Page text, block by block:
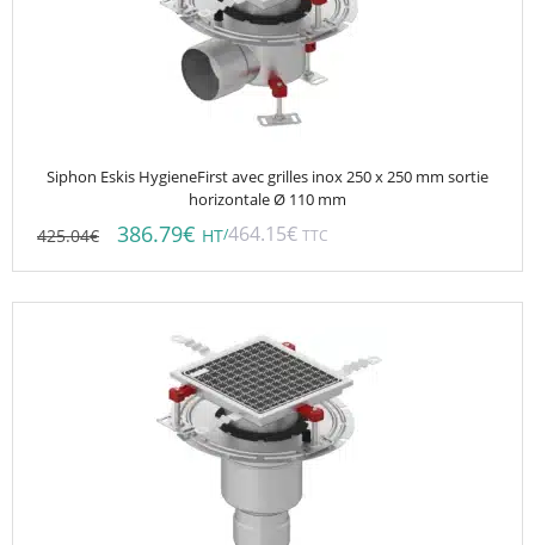
Siphon Eskis HygieneFirst avec grilles inox 250 x 250 mm sortie
horizontale Ø 110 mm
425.04€ 386.79€ HT/464.15€ TTC